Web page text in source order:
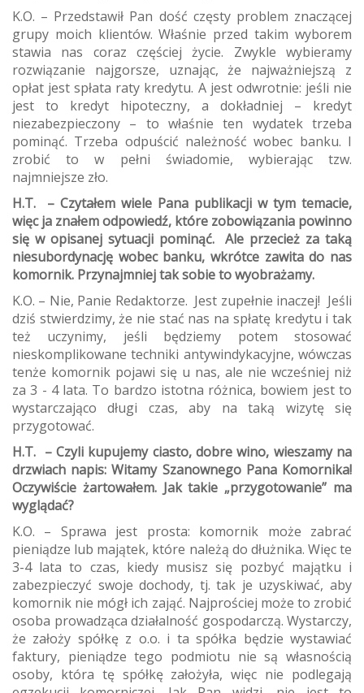
K.O. – Przedstawił Pan dość częsty problem znaczącej
grupy moich klientów. Właśnie przed takim wyborem
stawia nas coraz częściej życie. Zwykle wybieramy
rozwiązanie najgorsze, uznając, że najważniejszą z
opłat jest spłata raty kredytu. A jest odwrotnie: jeśli nie
jest to kredyt hipoteczny, a dokładniej – kredyt
niezabezpieczony – to właśnie ten wydatek trzeba
pominąć. Trzeba odpuścić należność wobec banku. I
zrobić to w pełni świadomie, wybierając tzw.
najmniejsze zło.
H.T. – Czytałem wiele Pana publikacji w tym temacie,
więc ja znałem odpowiedź, które zobowiązania powinno
się w opisanej sytuacji pominąć. Ale przecież za taką
niesubordynację wobec banku, wkrótce zawita do nas
komornik. Przynajmniej tak sobie to wyobrażamy.
K.O. – Nie, Panie Redaktorze. Jest zupełnie inaczej! Jeśli
dziś stwierdzimy, że nie stać nas na spłatę kredytu i tak
też uczynimy, jeśli będziemy potem stosować
nieskomplikowane techniki antywindykacyjne, wówczas
tenże komornik pojawi się u nas, ale nie wcześniej niż
za 3 - 4 lata. To bardzo istotna różnica, bowiem jest to
wystarczająco długi czas, aby na taką wizytę się
przygotować.
H.T. – Czyli kupujemy ciasto, dobre wino, wieszamy na
drzwiach napis: Witamy Szanownego Pana Komornika!
Oczywiście żartowałem. Jak takie „przygotowanie” ma
wyglądać?
K.O. – Sprawa jest prosta: komornik może zabrać
pieniądze lub majątek, które należą do dłużnika. Więc te
3-4 lata to czas, kiedy musisz się pozbyć majątku i
zabezpieczyć swoje dochody, tj. tak je uzyskiwać, aby
komornik nie mógł ich zająć. Najprościej może to zrobić
osoba prowadząca działalność gospodarczą. Wystarczy,
że założy spółkę z o.o. i ta spółka będzie wystawiać
faktury, pieniądze tego podmiotu nie są własnością
osoby, która tę spółkę założyła, więc nie podlegają